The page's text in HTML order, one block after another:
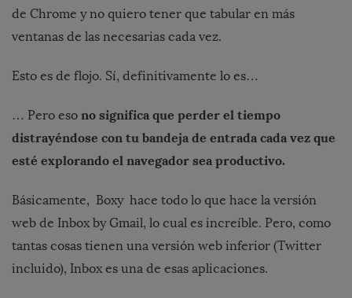
de Chrome y no quiero tener que tabular en más
ventanas de las necesarias cada vez.
Esto es de flojo. Sí, definitivamente lo es…
… Pero eso no significa que perder el tiempo
distrayéndose con tu bandeja de entrada cada vez que
esté explorando el navegador sea productivo.
Básicamente, Boxy hace todo lo que hace la versión
web de Inbox by Gmail, lo cual es increíble. Pero, como
tantas cosas tienen una versión web inferior (Twitter
incluido), Inbox es una de esas aplicaciones.